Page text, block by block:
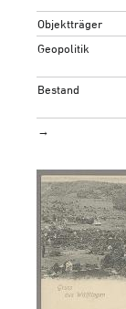
Objektträger
Geopolitik
Bestand
→